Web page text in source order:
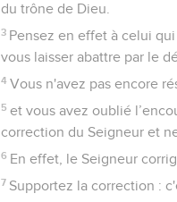
du trône de Dieu.
3 Pensez en effet à celui
vous laisser abattre par le
4 Vous n'avez pas encore
5 et vous avez oublié
correction du Seigneur et
6 En effet, le Seigneur
7 Supportez la correction :